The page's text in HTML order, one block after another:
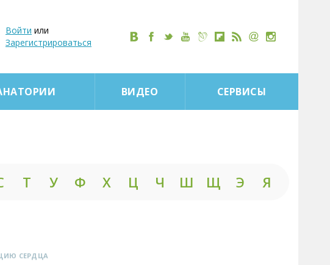
Войти или
Зарегистрироваться
ВИДЕО СЕРВИСЫ
Т У Ф Х Ц Ч Ш Щ Э Я
СЕРДЦА